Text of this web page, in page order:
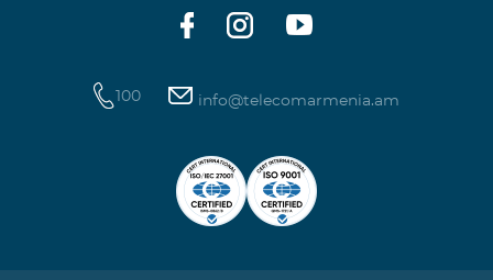
100 info@telecomarmenia.am